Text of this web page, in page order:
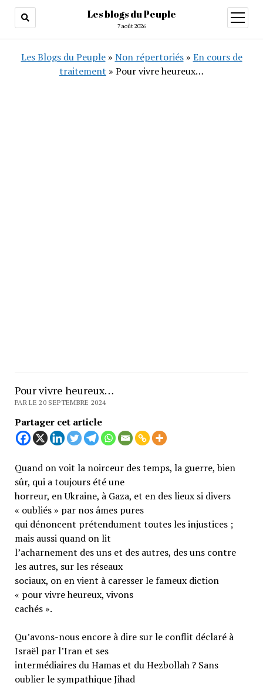
Les blogs du Peuple
7 août 2026
ouvrir
menu
Les Blogs du Peuple» Non répertoriés» En cours de
traitement » Pour vivre heureux…
Pour vivre heureux…
PAR LE 20 SEPTEMBRE 2024
Partager cet article
Quand on voit la noirceur des temps, la guerre, bien
sûr, qui a toujours été une
horreur, en Ukraine, à Gaza, et en des lieux si divers
« oubliés » par nos âmes pures
qui dénoncent prétendument toutes les injustices ;
mais aussi quand on lit
l’acharnement des uns et des autres, des uns contre
les autres, sur les réseaux
sociaux, on en vient à caresser le fameux diction
« pour vivre heureux, vivons
cachés ».
Qu’avons-nous encore à dire sur le conflit déclaré à
Israël par l’Iran et ses
intermédiaires du Hamas et du Hezbollah ? Sans
oublier le sympathique Jihad